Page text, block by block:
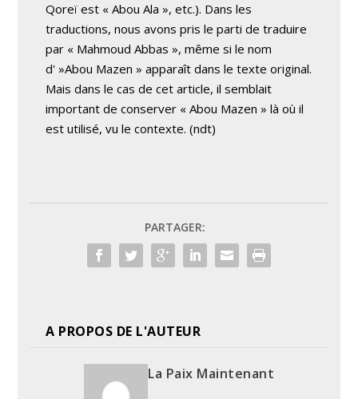
Qoreï est « Abou Ala », etc.). Dans les
traductions, nous avons pris le parti de traduire
par « Mahmoud Abbas », même si le nom
d' »Abou Mazen » apparaît dans le texte original.
Mais dans le cas de cet article, il semblait
important de conserver « Abou Mazen » là où il
est utilisé, vu le contexte. (ndt)
PARTAGER:
A PROPOS DE L'AUTEUR
La Paix Maintenant